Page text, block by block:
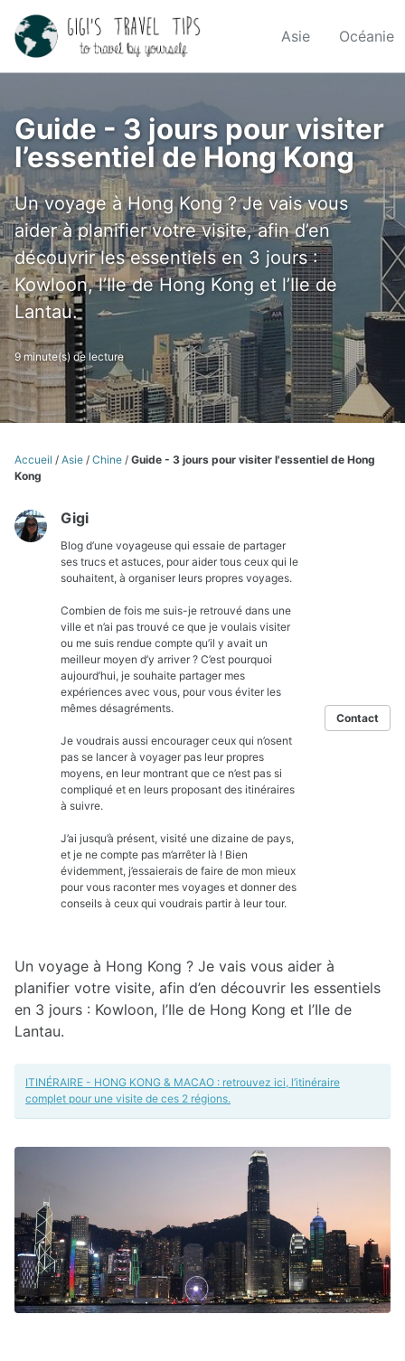
Skip
links
Skip
primary
navigation
Skip
content
Skip
footer
Asie Océanie
Guide - 3 jours pour visiter
l’essentiel de Hong Kong
Un voyage à Hong Kong ? Je vais vous
aider à planifier votre visite, afin d’en
découvrir les essentiels en 3 jours :
Kowloon, l’Ile de Hong Kong et l’Ile de
Lantau.
9 minute(s) de lecture
Accueil / Asie / Chine / Guide - 3 jours pour visiter l'essentiel de Hong
Kong
Gigi
Blog d’une voyageuse qui essaie de partager
ses trucs et astuces, pour aider tous ceux qui le
souhaitent, à organiser leurs propres voyages.
Combien de fois me suis-je retrouvé dans une
ville et n’ai pas trouvé ce que je voulais visiter
ou me suis rendue compte qu’il y avait un
meilleur moyen d’y arriver ? C’est pourquoi
aujourd’hui, je souhaite partager mes
expériences avec vous, pour vous éviter les
mêmes désagréments.
Je voudrais aussi encourager ceux qui n’osent
pas se lancer à voyager pas leur propres
moyens, en leur montrant que ce n’est pas si
compliqué et en leurs proposant des itinéraires
à suivre.
J’ai jusqu’à présent, visité une dizaine de pays,
et je ne compte pas m’arrêter là ! Bien
évidemment, j’essaierais de faire de mon mieux
pour vous raconter mes voyages et donner des
conseils à ceux qui voudrais partir à leur tour.
Contact
Un voyage à Hong Kong ? Je vais vous aider à
planifier votre visite, afin d’en découvrir les essentiels
en 3 jours : Kowloon, l’Ile de Hong Kong et l’Ile de
Lantau.
ITINÉRAIRE - HONG KONG & MACAO : retrouvez ici, l’itinéraire
complet pour une visite de ces 2 régions.